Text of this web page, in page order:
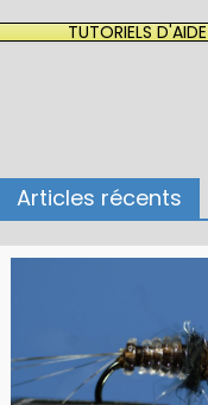
TUTORIELS D'AIDE
Articles récents